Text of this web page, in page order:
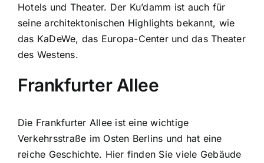
Hotels und Theater. Der Ku’damm ist auch für
seine architektonischen Highlights bekannt, wie
das KaDeWe, das Europa-Center und das Theater
des Westens.
Frankfurter Allee
Die Frankfurter Allee ist eine wichtige
Verkehrsstraße im Osten Berlins und hat eine
reiche Geschichte. Hier finden Sie viele Gebäude